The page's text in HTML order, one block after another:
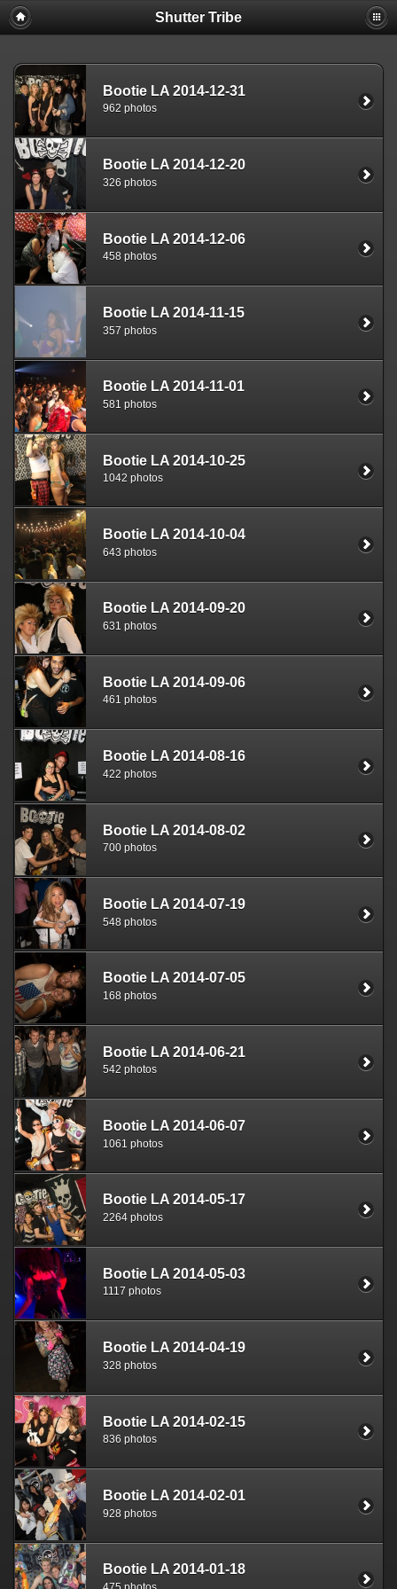
Shutter Tribe
Bootie LA 2014-12-31
962 photos
Bootie LA 2014-12-20
326 photos
Bootie LA 2014-12-06
458 photos
Bootie LA 2014-11-15
357 photos
Bootie LA 2014-11-01
581 photos
Bootie LA 2014-10-25
1042 photos
Bootie LA 2014-10-04
643 photos
Bootie LA 2014-09-20
631 photos
Bootie LA 2014-09-06
461 photos
Bootie LA 2014-08-16
422 photos
Bootie LA 2014-08-02
700 photos
Bootie LA 2014-07-19
548 photos
Bootie LA 2014-07-05
168 photos
Bootie LA 2014-06-21
542 photos
Bootie LA 2014-06-07
1061 photos
Bootie LA 2014-05-17
2264 photos
Bootie LA 2014-05-03
1117 photos
Bootie LA 2014-04-19
328 photos
Bootie LA 2014-02-15
836 photos
Bootie LA 2014-02-01
928 photos
Bootie LA 2014-01-18